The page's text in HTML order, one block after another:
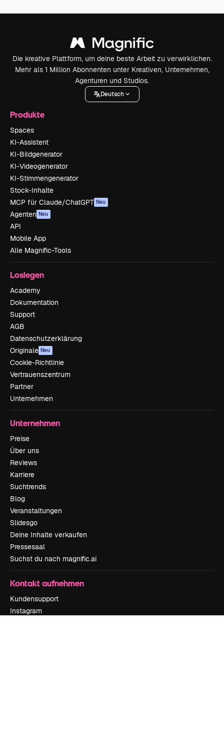
Die kreative Plattform, um deine beste Arbeit zu verwirklichen.
Mehr als 1 Million Abonnenten unter Kreativen, Unternehmen,
Agenturen und Studios.
Deutsch
Produkte
Spaces
KI-Assistent
KI-Bildgenerator
KI-Videogenerator
KI-Stimmengenerator
Stock-Inhalte
MCP für Claude/ChatGPT Neu
Agenten Neu
API
Mobile App
Alle Magnific-Tools
Loslegen
Academy
Dokumentation
Support
AGB
Datenschutzerklärung
Originale Neu
Cookie-Richtlinie
Vertrauenszentrum
Partner
Unternehmen
Unternehmen
Preise
Über uns
Reviews
Karriere
Suchtrends
Blog
Veranstaltungen
Slidesgo
Deine Inhalte verkaufen
Pressesaal
Suchst du nach magnific.ai
Kontakt aufnehmen
Kundensupport
Instagram